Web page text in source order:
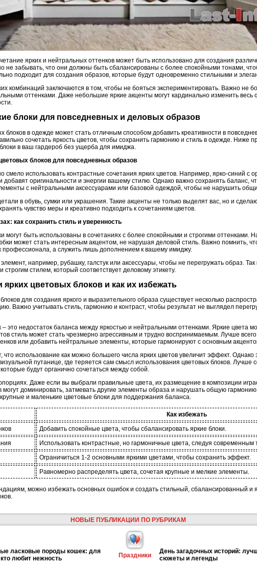
ярких и нейтральных оттенков может быть использовано для создания
не забывать, что они должны быть сбалансированы с более спокойными тонами,
подходит для создания образов, которые будут одновременно стильными и
комбинаций заключаются в том, чтобы не бояться экспериментировать. Важно не
оттенками. Даже небольшие яркие акценты могут кардинально изменить весь
блоки для повседневных и деловых образов
блоков в одежде может стать отличным способом добавить креативности в
сочетать яркость цветов, чтобы сохранить гармонию и стиль в одежде. Ниже
в ваш гардероб без ущерба для имиджа.
блоков для повседневных образов
смело использовать контрастные сочетания ярких цветов. Например, ярко-синий с
оригинальности и энергии вашему стилю. Однако важно сохранять баланс,
с нейтральными аксессуарами или базовой одеждой, чтобы не нарушить
в обувь, сумки или украшения. Такие акценты не только выделят вас, но и
чувство меры и креативно подходить к сочетаниям цветов.
как сохранить стиль и уверенность
могут быть использованы в сочетаниях с более спокойными и строгими оттенками.
может стать интересным акцентом, не нарушая деловой стиль. Важно помнить,
профессионала, а служить лишь дополнением к вашему имиджу.
например, рубашку, галстук или аксессуары, чтобы не перегружать образ.
стилем, который соответствует деловому этикету.
ярких цветовых блоков и как их избежать
для создания яркого и выразительного образа существует несколько
Важно учитывать стиль, гармонию и контраст, чтобы результат не выглядел
это недостаток баланса между яркостью и нейтральными оттенками. Яркие цвета
стиль может стать чрезмерно агрессивным и трудно воспринимаемым. Лучше всего
или добавить нейтральные элементы, которые гармонируют с основным
использование как можно большего числа ярких цветов увеличит эффект. Однако
путанице, где теряется сам смысл использования цветовых блоков. Лучше
будут органично сочетаться между собой.
Даже если вы выбрали правильные цвета, их размещение в композиции
могут доминировать, затмевать другие элементы образа и нарушать общую
и маленькие цветовые блоки для поддержания баланса.
Как избежать
Добавить спокойные цвета, чтобы сбалансировать яркие блоки.
Использовать контрастные, но гармоничные цвета, следуя современным
Ограничиться 1-2 основными яркими цветами, чтобы сохранить эффект.
Равномерно распределять цвета, сочетая крупные и мелкие элементы.
можно избежать основных ошибок и создать стильный, сбалансированный и
НОВЫЕ ПУБЛИКАЦИИ ПО РУБРИКАМ
ласковые породы кошек: для
кто любит нежность
Праздники
День загадочных историй:
сюжеты и легенды